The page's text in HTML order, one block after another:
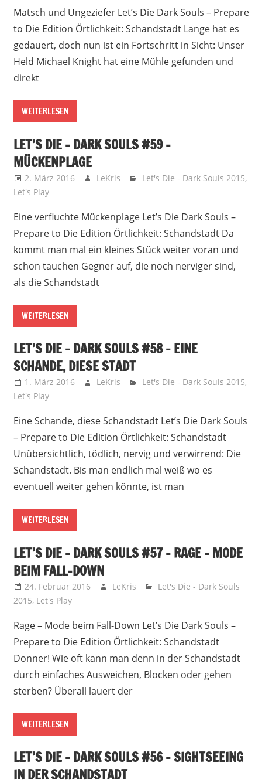
Matsch und Ungeziefer Let’s Die Dark Souls – Prepare
to Die Edition Örtlichkeit: Schandstadt Lange hat es
gedauert, doch nun ist ein Fortschritt in Sicht: Unser
Held Michael Knight hat eine Mühle gefunden und
direkt
WEITERLESEN
LET’S DIE – DARK SOULS #59 –
MÜCKENPLAGE
2. März 2016 LeKris Let's Die - Dark Souls 2015,
Let's Play
Eine verfluchte Mückenplage Let’s Die Dark Souls –
Prepare to Die Edition Örtlichkeit: Schandstadt Da
kommt man mal ein kleines Stück weiter voran und
schon tauchen Gegner auf, die noch nerviger sind,
als die Schandstadt
WEITERLESEN
LET’S DIE – DARK SOULS #58 – EINE
SCHANDE, DIESE STADT
1. März 2016 LeKris Let's Die - Dark Souls 2015,
Let's Play
Eine Schande, diese Schandstadt Let’s Die Dark Souls
– Prepare to Die Edition Örtlichkeit: Schandstadt
Unübersichtlich, tödlich, nervig und verwirrend: Die
Schandstadt. Bis man endlich mal weiß wo es
eventuell weiter gehen könnte, ist man
WEITERLESEN
LET’S DIE – DARK SOULS #57 – RAGE – MODE
BEIM FALL-DOWN
24. Februar 2016 LeKris
Let's Die - Dark Souls
2015, Let's Play
Rage – Mode beim Fall-Down Let’s Die Dark Souls –
Prepare to Die Edition Örtlichkeit: Schandstadt
Donner! Wie oft kann man denn in der Schandstadt
durch einfaches Ausweichen, Blocken oder gehen
sterben? Überall lauert der
WEITERLESEN
LET’S DIE – DARK SOULS #56 – SIGHTSEEING
IN DER SCHANDSTADT